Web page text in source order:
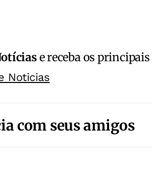
e receba os
Noticias
com seus amigos